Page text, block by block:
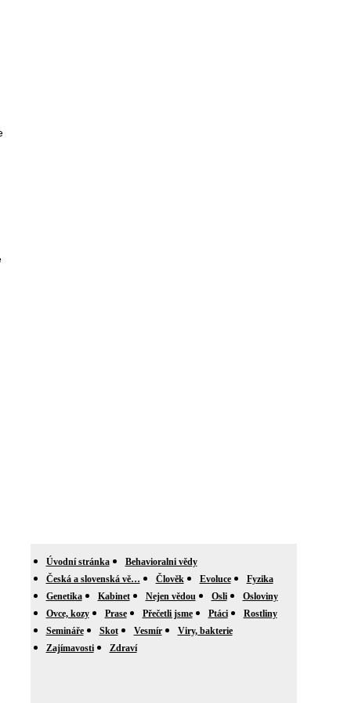
Úvodní stránka
Behavioralni vědy
Česká a slovenská vě…
Člověk Evoluce
Fyzika
Genetika
Kabinet Nejen vědou Osli
Osloviny
Ovce, kozy
Prase Přečetli jsme Ptáci
Rostliny
Semináře
Skot Vesmír
Viry, bakterie
Zajímavosti
Zdraví